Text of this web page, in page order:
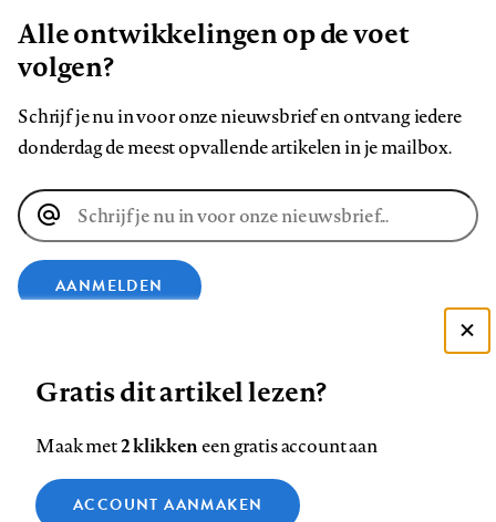
Alle ontwikkelingen op de voet
volgen?
Schrijf je nu in voor onze nieuwsbrief en ontvang iedere
donderdag de meest opvallende artikelen in je mailbox.
E-
mailadres
AANMELDEN
op
op
op
ons
op
Contact Colofon Disclaimer Privacy
Zie onze cookie policy
Gratis dit artikel lezen?
Maak met2 klikkeneen gratis account aan
ACCOUNT AANMAKEN